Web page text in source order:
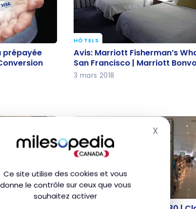
Ce site utilise des cookies et vous
donne le contrôle sur ceux que vous
souhaitez activer
X
prépayée
prépayée
Avis: Marriott Fisherman’s
San Francisco | Marriott
HÔTELS
Avis: Marriott Fisherman’s
San Francisco | Marriott
3 mars 2018
et
Avis : Asiana Airlines A330 |
VOLS